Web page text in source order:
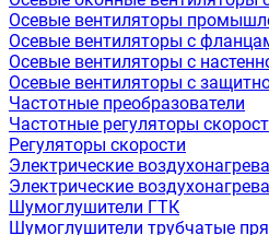
Осевые вентиляторы
Осевые вентиляторы с
Осевые вентиляторы с
Осевые вентиляторы с
Частотные преобразователи
Частотные регуляторы
Регуляторы скорости
Электрические
Электрические
Шумоглушители ГТК
Шумоглушители трубчатые